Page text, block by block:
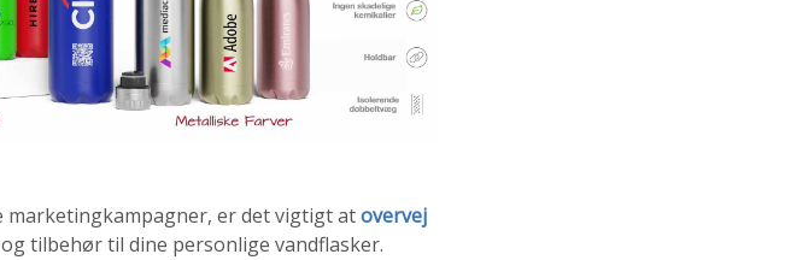
er det vigtigt atovervej
tilbehør til dine personlige vandflasker.